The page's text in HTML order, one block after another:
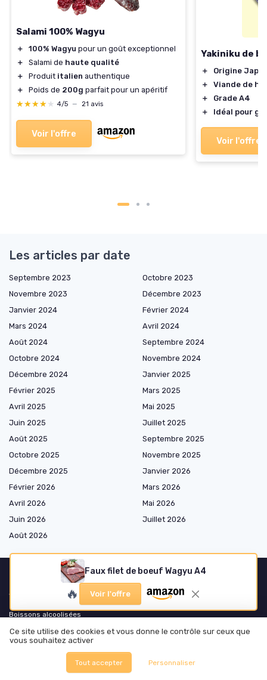
Salami 100% Wagyu
＋ 100% Wagyu pour un goût exceptionnel
＋
Salami de haute qualité
＋
Produit italien authentique
＋
Poids de 200g parfait pour un apéritif
★★★★★
★★★★★ 4/5 — 21 avis
Voir l'offre
Yakiniku de
＋
Origine
＋
Viande de
＋
Grade A4
＋
Idéal pour
Voir l'offre
Faux filet de boeuf Wagyu A4
🔥 Voir l'offre
Les articles par date
Septembre 2023
Octobre 2023
Novembre 2023
Décembre 2023
Janvier 2024
Février 2024
Mars 2024
Avril 2024
Août 2024
Septembre 2024
Octobre 2024
Novembre 2024
Décembre 2024
Janvier 2025
Février 2025
Mars 2025
Avril 2025
Mai 2025
Juin 2025
Juillet 2025
Août 2025
Septembre 2025
Octobre 2025
Novembre 2025
Décembre 2025
Janvier 2026
Février 2026
Mars 2026
Avril 2026
Mai 2026
Juin 2026
Juillet 2026
Août 2026
Shopping
Boissons alcoolisées
Boissons non alcoolisées
Snacking & alimentation
Équipement de cuisine
Ce site utilise des cookies et vous donne le contrôle sur ceux que
vous souhaitez activer
Tout accepter Personnaliser